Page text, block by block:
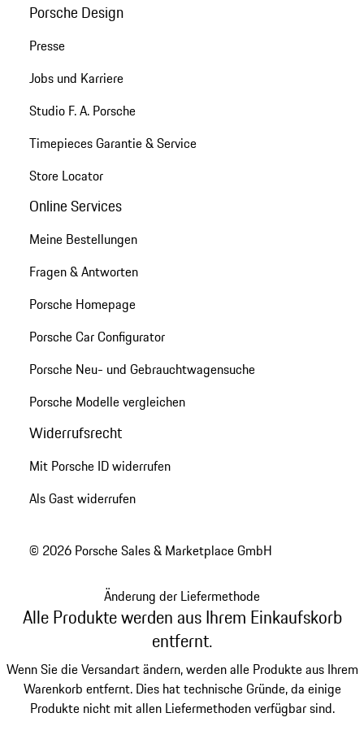
Porsche Design
Presse
Jobs und Karriere
Studio F. A. Porsche
Timepieces Garantie & Service
Store Locator
Online Services
Meine Bestellungen
Fragen & Antworten
Porsche Homepage
Porsche Car Configurator
Porsche Neu- und Gebrauchtwagensuche
Porsche Modelle vergleichen
Widerrufsrecht
Mit Porsche ID widerrufen
Als Gast widerrufen
© 2026 Porsche Sales & Marketplace GmbH
Änderung der Liefermethode
Alle Produkte werden aus Ihrem Einkaufskorb
entfernt.
Wenn Sie die Versandart ändern, werden alle Produkte aus Ihrem
Warenkorb entfernt. Dies hat technische Gründe, da einige
Produkte nicht mit allen Liefermethoden verfügbar sind.